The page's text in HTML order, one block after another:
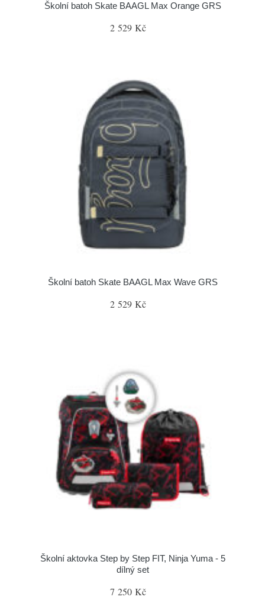
Školní batoh Skate BAAGL Max Orange GRS
2 529 Kč
Školní batoh Skate BAAGL Max Wave GRS
2 529 Kč
Školní aktovka Step by Step FIT, Ninja Yuma - 5
dílný set
7 250 Kč